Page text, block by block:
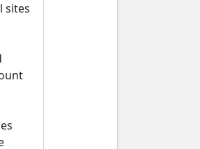
sites